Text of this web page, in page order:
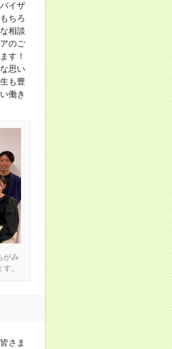
イザ
ちろ
相談
のご
す！
思い
も豊
働き
がみ
。
さま